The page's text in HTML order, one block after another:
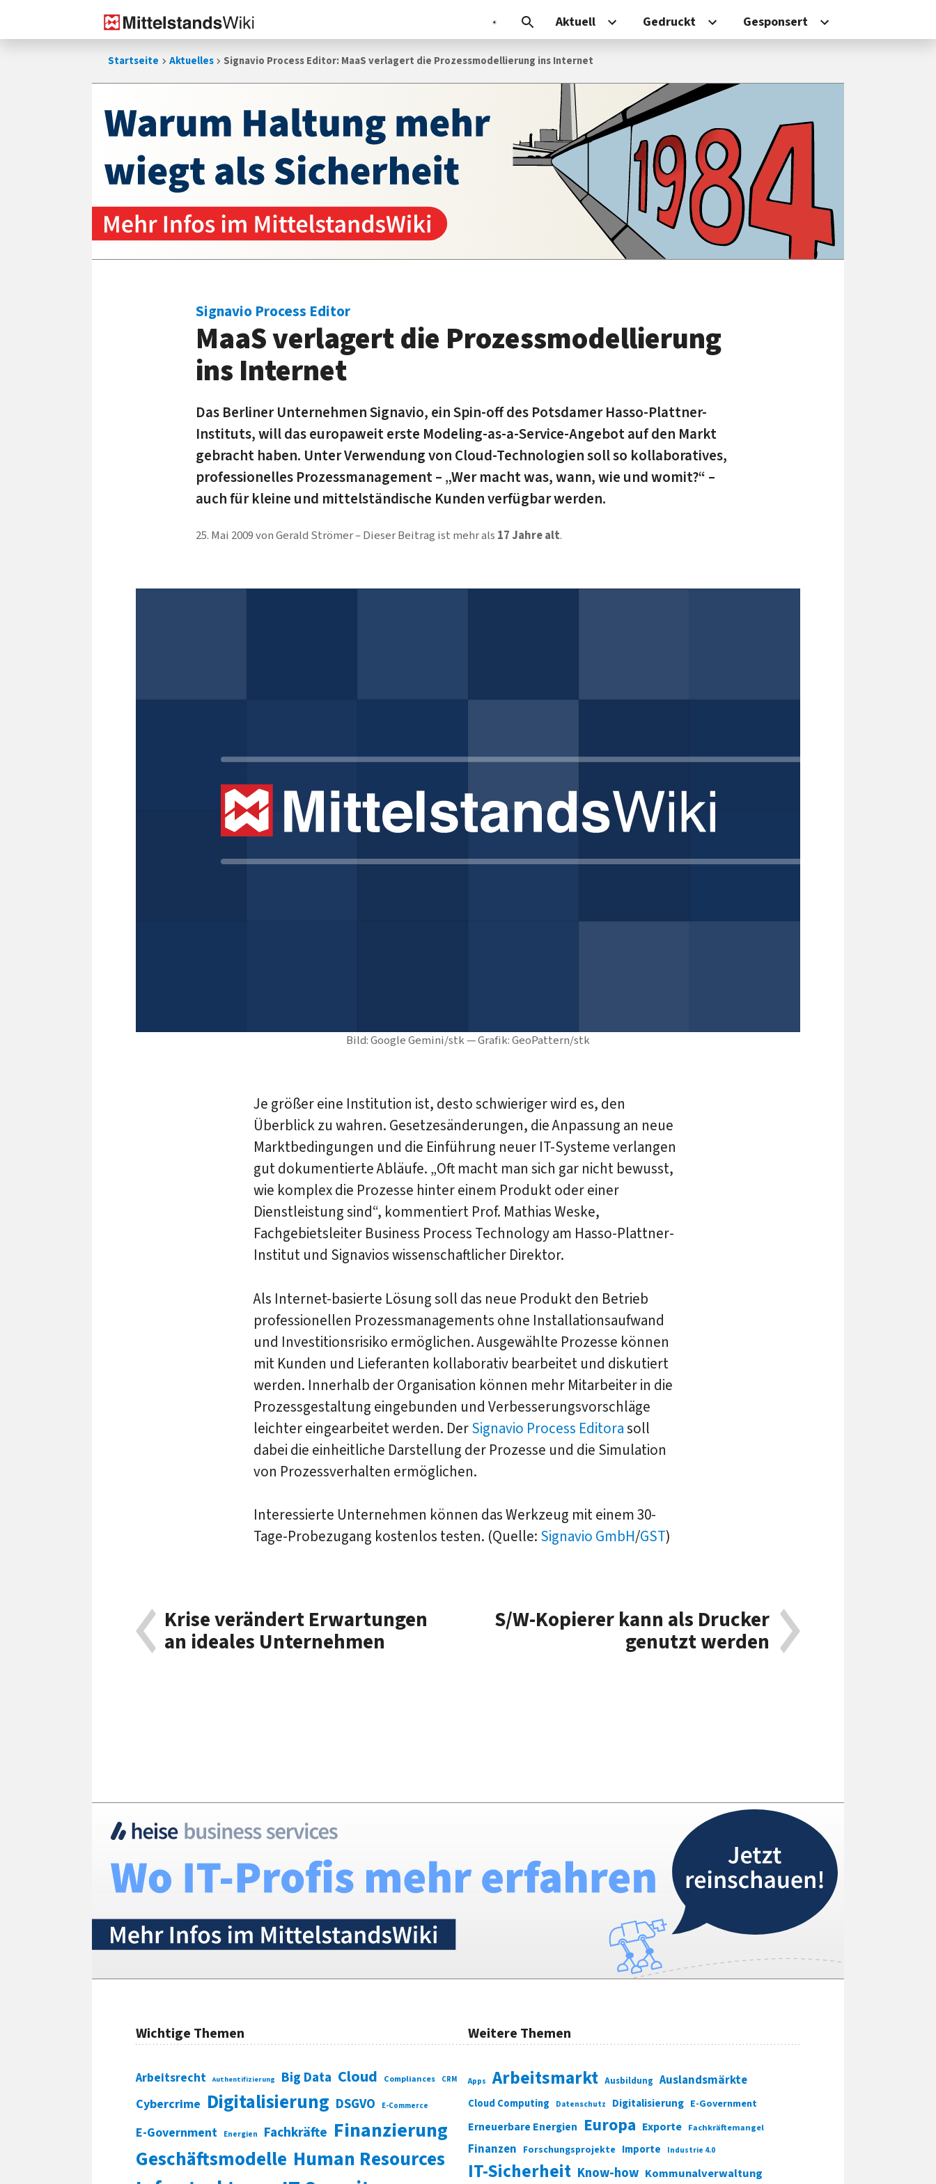
Aktuell Gedruckt Gesponsert
Startseite Aktuelles Signavio Process Editor: MaaS verlagert die Prozessmodellierung ins Internet
Bild: Google Gemini/stk — Grafik: GeoPattern/stk
Signavio Process Editor
MaaS verlagert die Prozessmodellierung
ins Internet
Das Berliner Unternehmen Signavio, ein Spin-off des Potsdamer Hasso-Plattner-
Instituts, will das europaweit erste Modeling-as-a-Service-Angebot auf den Markt
gebracht haben. Unter Ver­wendung von Cloud-Technologien soll so kollabo­ratives,
pro­fessionelles Prozess­management – „Wer macht was, wann, wie und womit?“ –
auch für kleine und mittel­ständische Kunden verfügbar werden.
25. Mai 2009vonGerald Strömer Dieser Beitrag ist mehr als 17 Jahre alt.
Je größer eine Institution ist, desto schwieriger wird es, den
Überblick zu wahren. Gesetzesänderungen, die Anpassung an neue
Marktbedingungen und die Einführung neuer IT-Systeme verlangen
gut dokumentierte Abläufe. „Oft macht man sich gar nicht bewusst,
wie komplex die Prozesse hinter einem Produkt oder einer
Dienstleistung sind“, kommentiert Prof. Mathias Weske,
Fachgebietsleiter Business Process Technology am Hasso-Plattner-
Institut und Signavios wissenschaftlicher Direktor.
Als Internet-basierte Lösung soll das neue Produkt den Betrieb
professionellen Prozessmanagements ohne Installationsaufwand
und Investitionsrisiko ermöglichen. Ausgewählte Prozesse können
mit Kunden und Lieferanten kollaborativ bearbeitet und diskutiert
werden. Innerhalb der Organisation können mehr Mitarbeiter in die
Prozessgestaltung eingebunden und Verbesserungsvorschläge
leichter eingearbeitet werden. DerSignavio Process Editorasoll
dabei die einheitliche Darstellung der Prozesse und die Simulation
von Prozessverhalten ermöglichen.
Interessierte Unternehmen können das Werkzeug mit einem 30-
Tage-Probezugang kostenlos testen. (Quelle: Signavio GmbH/GST)
Krise verändert Erwartungen
an ideales Unternehmen
S/W-Kopierer kann als Drucker
genutzt werden
Wichtige Themen
Arbeitsrecht Authentifizierung Big Data Cloud Compliances CRM
Cybercrime Digitalisierung DSGVO E-Commerce
E-Government Energien Fachkräfte Finanzierung
Geschäftsmodelle Human Resources
Weitere Themen
Apps Arbeitsmarkt Ausbildung Auslandsmärkte
Cloud Computing Datenschutz Digitalisierung E-Government
Erneuerbare Energien Europa Exporte Fachkräftemangel
Finanzen Forschungsprojekte Importe Industrie 4.0
IT-Sicherheit Know-how Kommunalverwaltung